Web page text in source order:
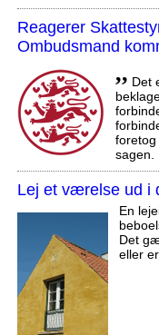
Reagerer
Ombudsmand
,, Det
foretog
sagen.
Lej et værelse ud i
En
Det
eller